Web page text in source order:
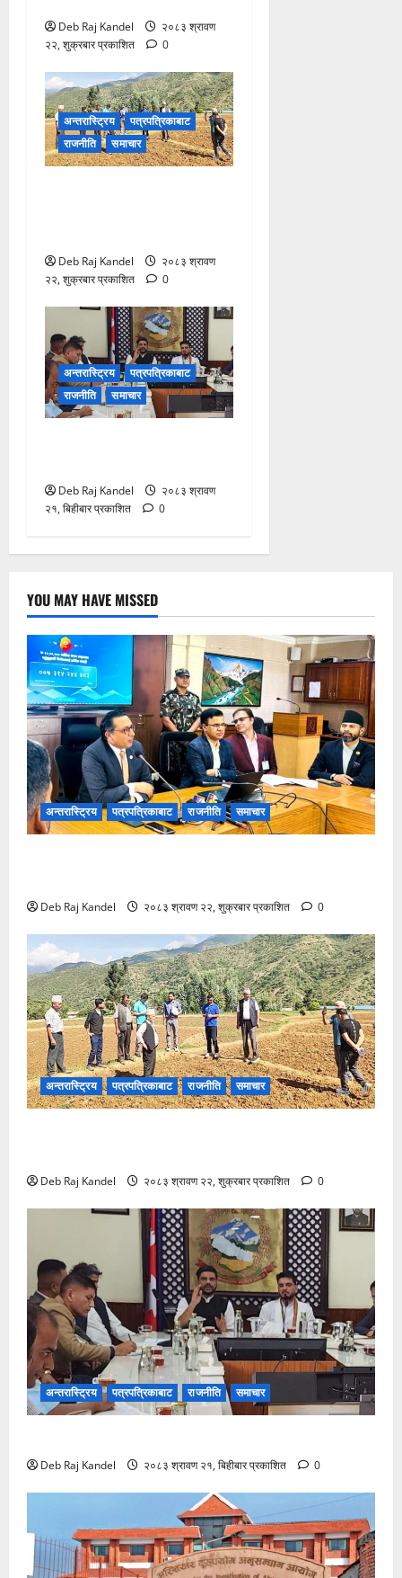
Deb Raj Kandel
२०८३ श्रावण
२२, शुक्रबार प्रकाशित
0
अन्तरास्ट्रिय
पत्रपत्रिकाबाट
राजनीति
समाचार
Deb Raj Kandel
२०८३ श्रावण
२२, शुक्रबार प्रकाशित
0
अन्तरास्ट्रिय
पत्रपत्रिकाबाट
राजनीति
समाचार
Deb Raj Kandel
२०८३ श्रावण
२१, बिहीबार प्रकाशित
0
YOU MAY HAVE MISSED
अन्तरास्ट्रिय पत्रपत्रिकाबाट राजनीति समाचार
Deb Raj Kandel २०८३ श्रावण २२, शुक्रबार प्रकाशित 0
अन्तरास्ट्रिय पत्रपत्रिकाबाट राजनीति समाचार
Deb Raj Kandel २०८३ श्रावण २२, शुक्रबार प्रकाशित 0
अन्तरास्ट्रिय पत्रपत्रिकाबाट राजनीति समाचार
Deb Raj Kandel २०८३ श्रावण २१, बिहीबार प्रकाशित 0